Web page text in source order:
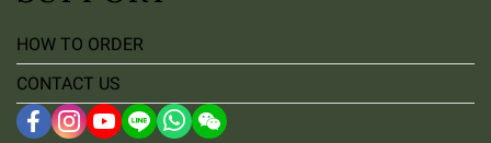
HOW TO ORDER
CONTACT US